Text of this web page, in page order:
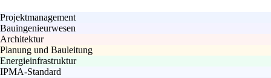
Projektmanagement
Bauingenieurwesen
Architektur
Planung und Bauleitung
Energieinfrastruktur
IPMA-Standard